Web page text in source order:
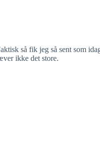
så fik jeg så sent som
ikke det store.